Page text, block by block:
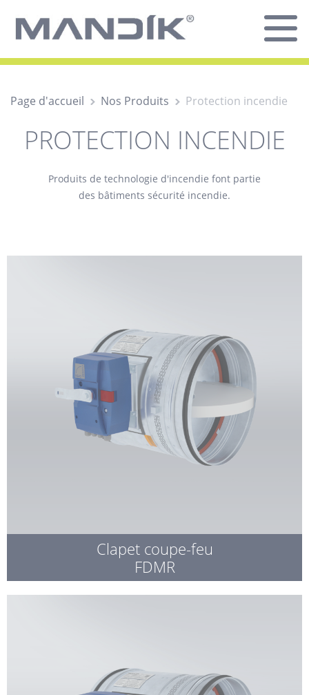
Page d'accueil Nos Produits Protection incendie
PROTECTION INCENDIE
Produits de technologie d'incendie font partie
des bâtiments sécurité incendie.
Clapet coupe-feu
FDMR